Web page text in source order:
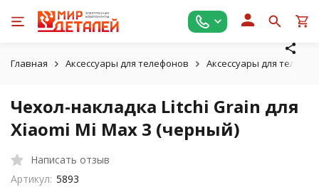
Главная Аксессуары для телефонов Аксессуары для
Чехол-накладка Litchi Grain для
Xiaomi Mi Max 3 (черный)
Написать отзыв
Артикул: 5893